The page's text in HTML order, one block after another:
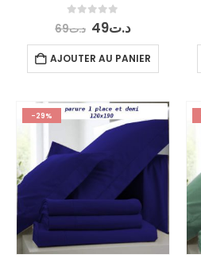
0 out of 5د.ت69 Le
prix
initial
était :
د.ت69.
د.ت49 Le
prix
actuel
est :
AJOUTER AU PANIER
-29%